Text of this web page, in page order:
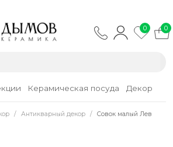
0 0
Керамическая посуда Декор
Антикварный декор
Совок малый Лев